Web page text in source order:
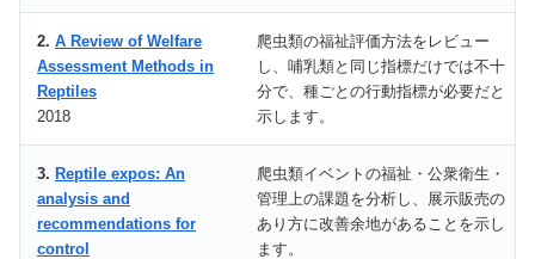
2. A Review of Welfare
Assessment Methods in
Reptiles
2018
爬虫類の福祉評価方法をレビュー
し、哺乳類と同じ指標だけでは不十
分で、種ごとの行動指標が必要だと
示します。
3. Reptile expos: An
analysis and
recommendations for
control
爬虫類イベントの福祉・公衆衛生・
管理上の課題を分析し、展示販売の
あり方に改善余地があることを示し
ます。